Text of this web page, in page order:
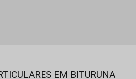
EM BITURUNA